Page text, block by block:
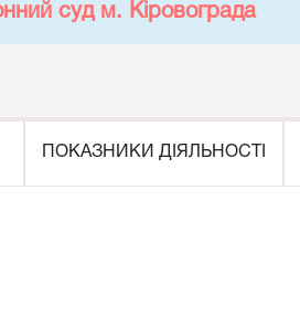
суд м. Кіровограда
ПОКАЗНИКИ ДІЯЛЬНОСТІ